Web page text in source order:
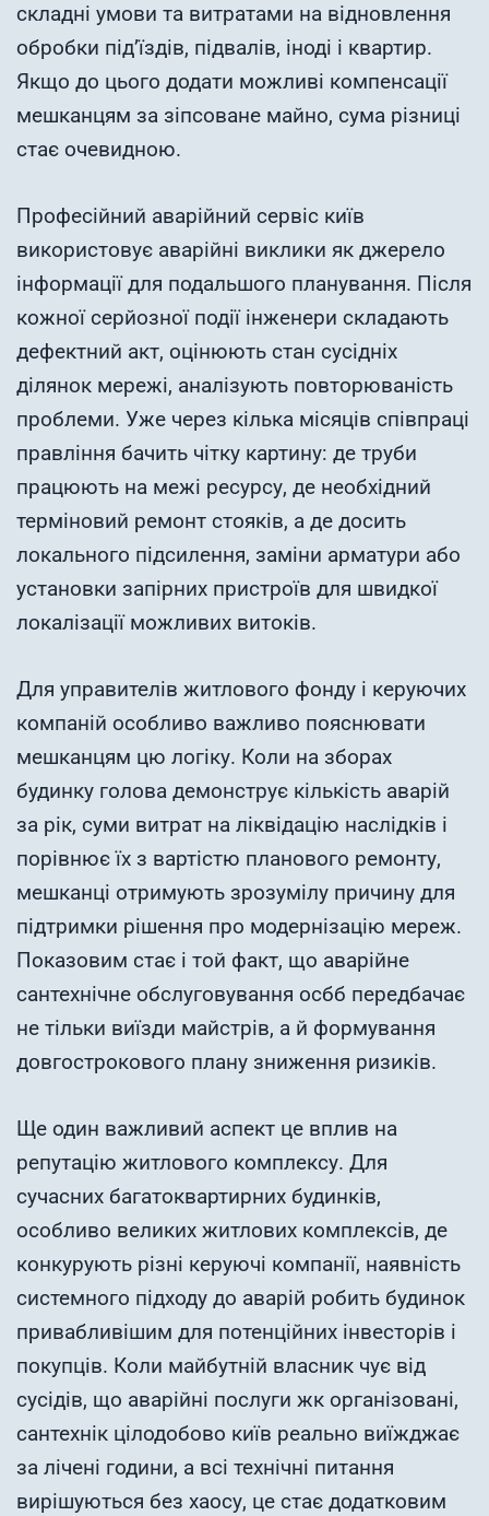
складні умови та витратами на відновлення
обробки під’їздів, підвалів, іноді і квартир.
Якщо до цього додати можливі компенсації
мешканцям за зіпсоване майно, сума різниці
стає очевидною.
Професійний аварійний сервіс київ
використовує аварійні виклики як джерело
інформації для подальшого планування. Після
кожної серйозної події інженери складають
дефектний акт, оцінюють стан сусідніх
ділянок мережі, аналізують повторюваність
проблеми. Уже через кілька місяців співпраці
правління бачить чітку картину: де труби
працюють на межі ресурсу, де необхідний
терміновий ремонт стояків, а де досить
локального підсилення, заміни арматури або
установки запірних пристроїв для швидкої
локалізації можливих витоків.
Для управителів житлового фонду і керуючих
компаній особливо важливо пояснювати
мешканцям цю логіку. Коли на зборах
будинку голова демонструє кількість аварій
за рік, суми витрат на ліквідацію наслідків і
порівнює їх з вартістю планового ремонту,
мешканці отримують зрозумілу причину для
підтримки рішення про модернізацію мереж.
Показовим стає і той факт, що аварійне
сантехнічне обслуговування осбб передбачає
не тільки виїзди майстрів, а й формування
довгострокового плану зниження ризиків.
Ще один важливий аспект це вплив на
репутацію житлового комплексу. Для
сучасних багатоквартирних будинків,
особливо великих житлових комплексів, де
конкурують різні керуючі компанії, наявність
системного підходу до аварій робить будинок
привабливішим для потенційних інвесторів і
покупців. Коли майбутній власник чує від
сусідів, що аварійні послуги жк організовані,
сантехнік цілодобово київ реально виїжджає
за лічені години, а всі технічні питання
вирішуються без хаосу, це стає додатковим